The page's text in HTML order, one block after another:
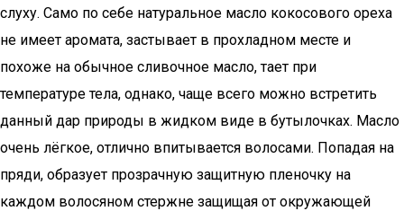
слуху. Само по себе натуральное масло кокосового ореха
не имеет аромата, застывает в прохладном месте и
похоже на обычное сливочное масло, тает при
температуре тела, однако, чаще всего можно встретить
данный дар природы в жидком виде в бутылочках. Масло
очень лёгкое, отлично впитывается волосами. Попадая на
пряди, образует прозрачную защитную пленочку на
каждом волосяном стержне защищая от окружающей